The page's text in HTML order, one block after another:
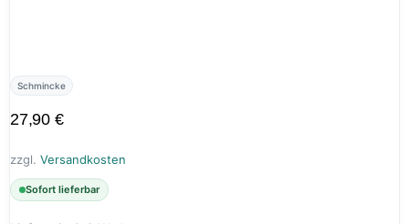
Schmincke
27,90 €
zzgl. Versandkosten
Sofort lieferbar